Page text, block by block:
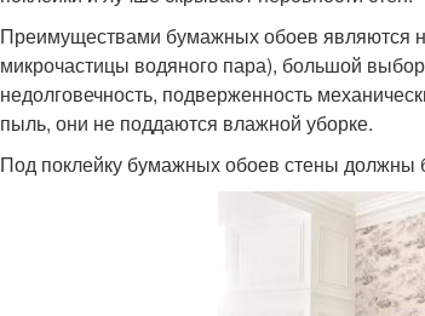
Преимуществами бумажных обоев являются
микрочастицы водяного пара), большой выбор
недолговечность, подверженность
пыль, они не поддаются влажной уборке.
Под поклейку бумажных обоев стены должны